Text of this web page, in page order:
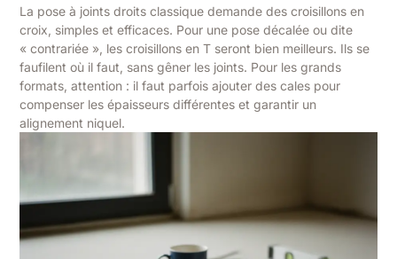
La pose à joints droits classique demande des croisillons en
croix, simples et efficaces. Pour une pose décalée ou dite
« contrariée », les croisillons en T seront bien meilleurs. Ils se
faufilent où il faut, sans gêner les joints. Pour les grands
formats, attention : il faut parfois ajouter des cales pour
compenser les épaisseurs différentes et garantir un
alignement niquel.